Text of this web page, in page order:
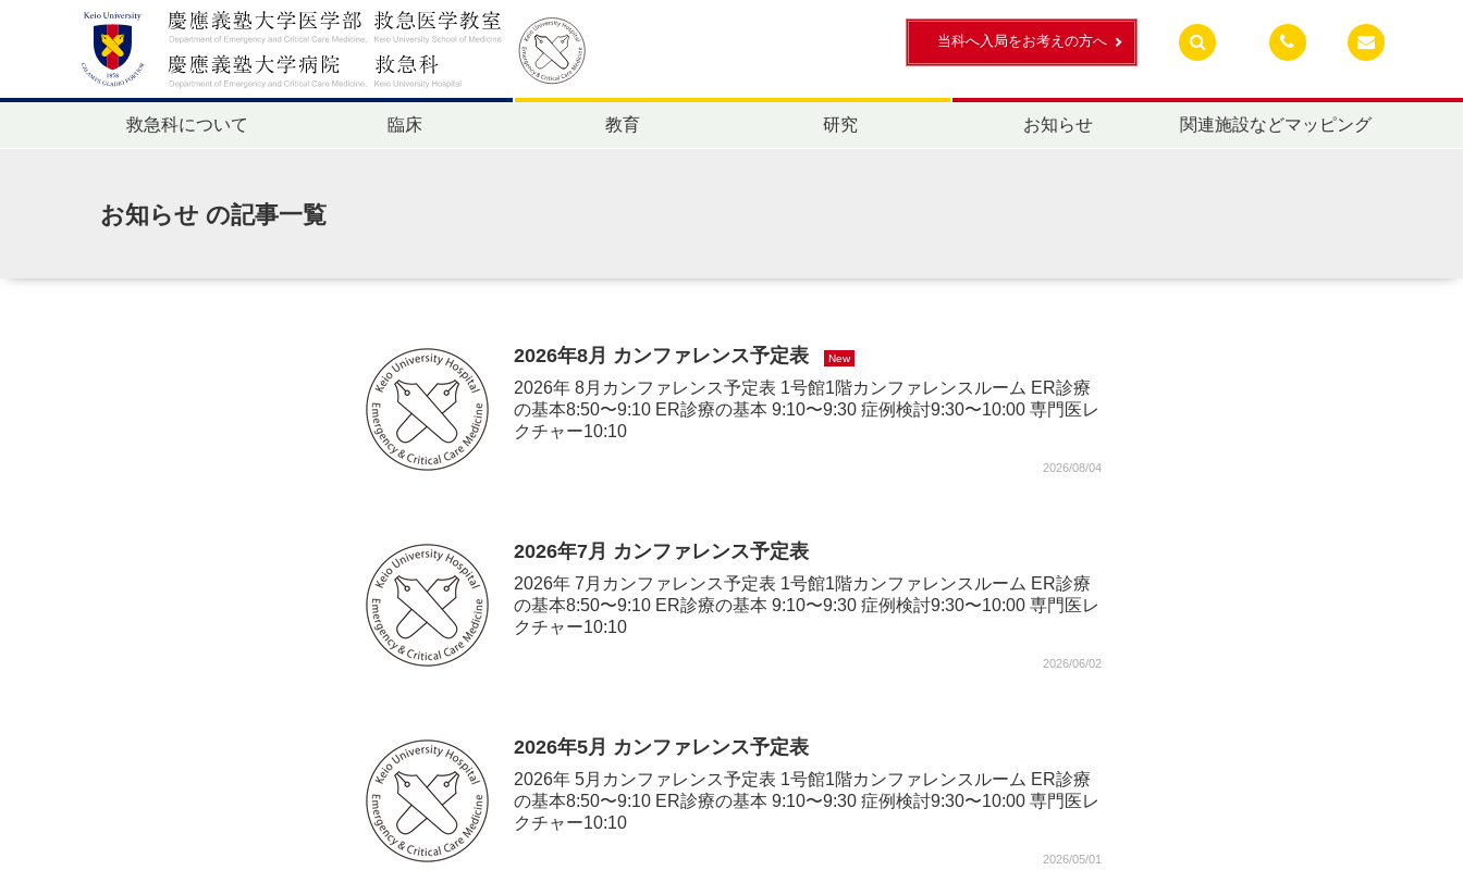
当科へ入局をお考えの方へ
救急科について 臨床 教育 研究 お知らせ 関連施設などマッピング
お知らせ の記事一覧
2026年8月 カンファレンス予定表 New
2026年 8月カンファレンス予定表 1号館1階カンファレンスルーム ER診療
の基本8:50〜9:10 ER診療の基本 9:10〜9:30 症例検討9:30〜10:00 専門医レ
クチャー10:10
2026/08/04
2026年7月 カンファレンス予定表
2026年 7月カンファレンス予定表 1号館1階カンファレンスルーム ER診療
の基本8:50〜9:10 ER診療の基本 9:10〜9:30 症例検討9:30〜10:00 専門医レ
クチャー10:10
2026/06/02
2026年5月 カンファレンス予定表
2026年 5月カンファレンス予定表 1号館1階カンファレンスルーム ER診療
の基本8:50〜9:10 ER診療の基本 9:10〜9:30 症例検討9:30〜10:00 専門医レ
クチャー10:10
2026/05/01